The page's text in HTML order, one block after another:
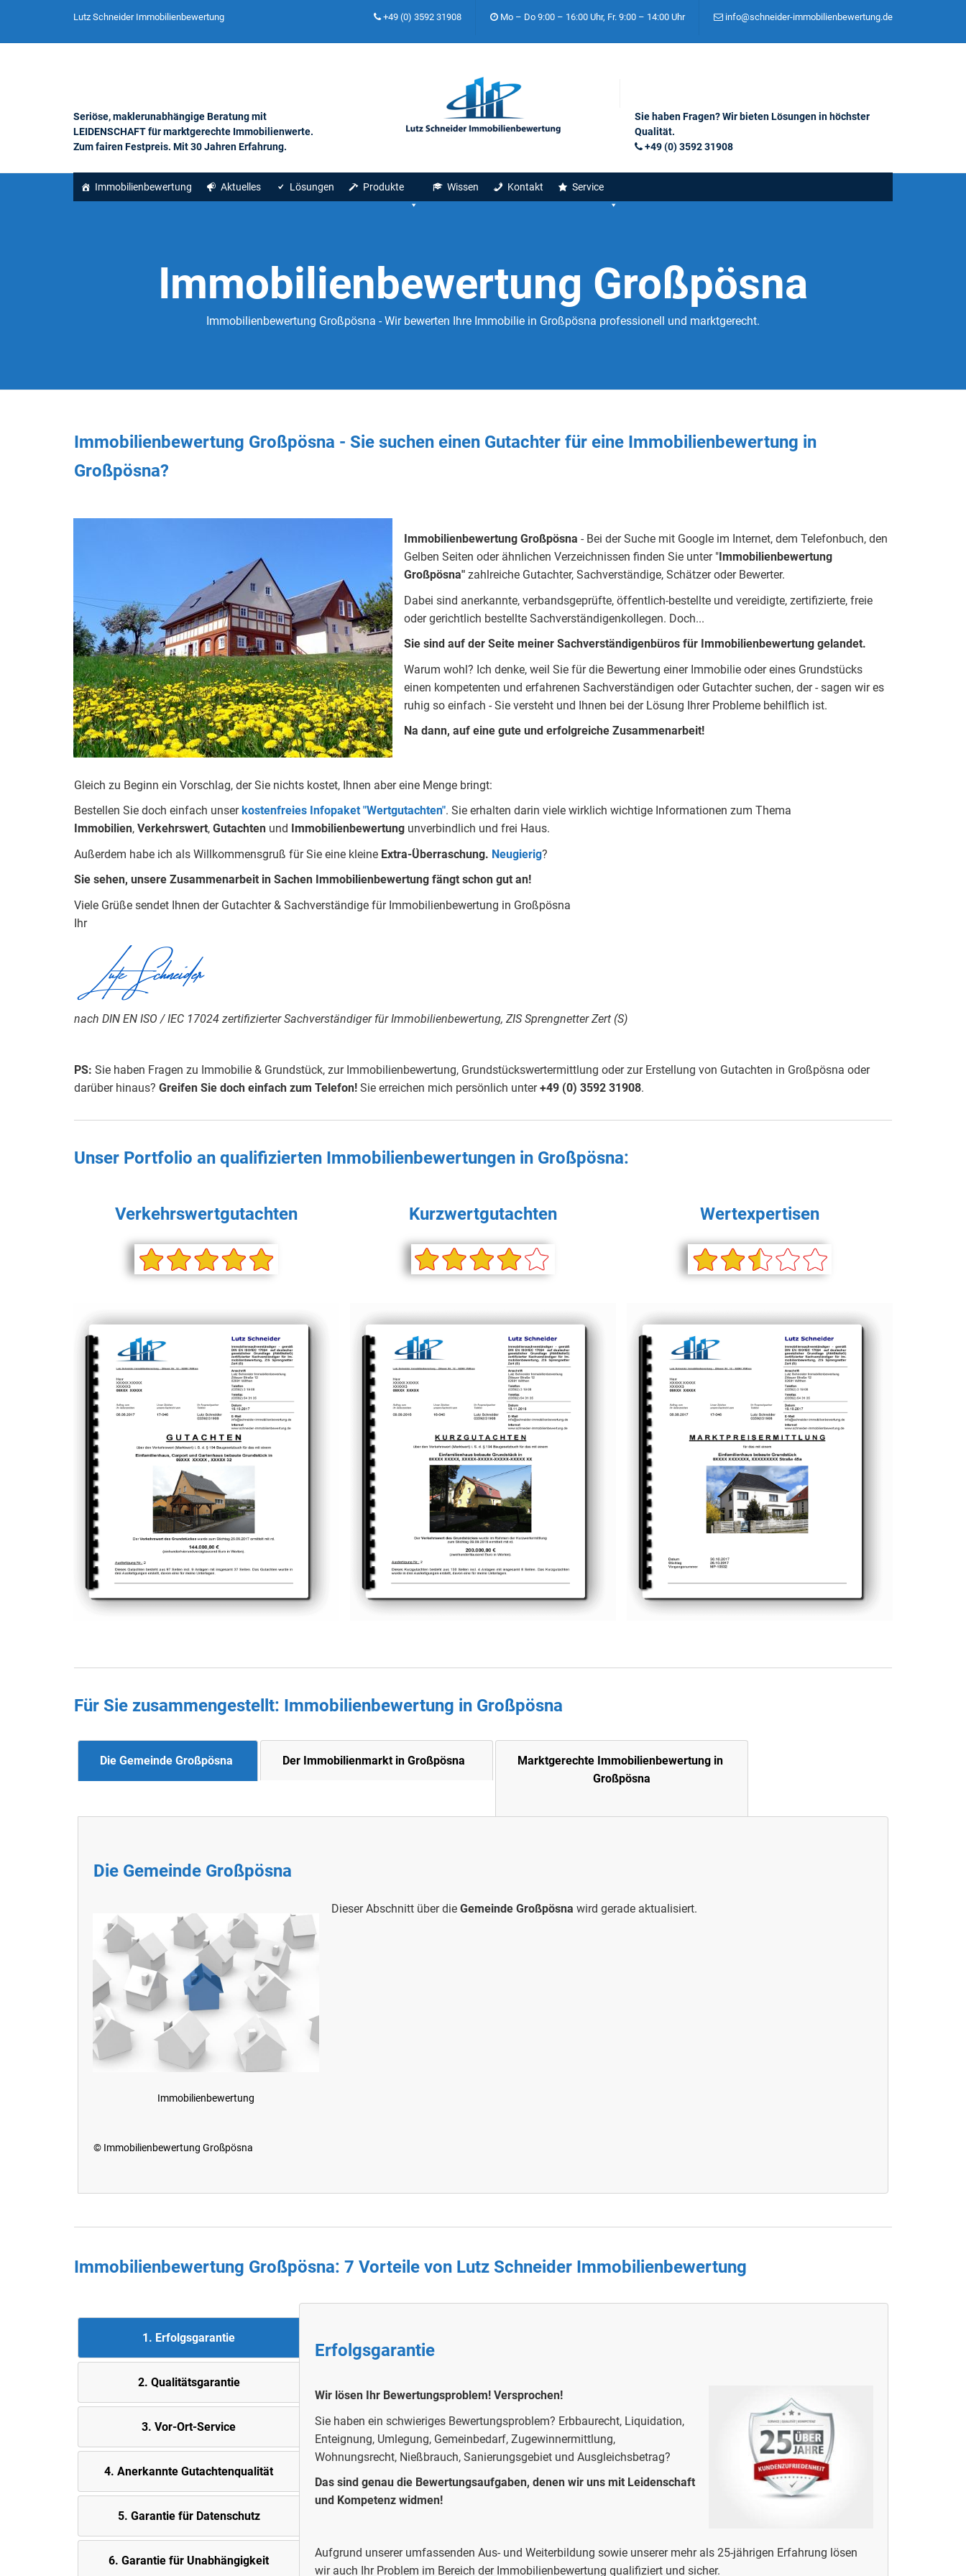
Lutz Schneider Immobilienbewertung +49 (0) 3592 31908 Mo – Do 9:00 – 16:00 Uhr, Fr. 9:00 – 14:00 Uhr info@schneider-immobilienbewertung.de
Seriöse, maklerunabhängige Beratung mit
LEIDENSCHAFT für marktgerechte Immobilienwerte.
Zum fairen Festpreis. Mit 30 Jahren Erfahrung.
Sie haben Fragen? Wir bieten Lösungen in höchster
Qualität.
+49 (0) 3592 31908
Immobilienbewertung Aktuelles Lösungen Produkte Wissen Kontakt Service
Immobilienbewertung Großpösna
Immobilienbewertung Großpösna - Wir bewerten Ihre Immobilie in Großpösna professionell und marktgerecht.
Immobilienbewertung Großpösna - Sie suchen einen Gutachter für eine Immobilienbewertung in
Großpösna?
Immobilienbewertung Großpösna - Bei der Suche mit Google im Internet, dem Telefonbuch, den
Gelben Seiten oder ähnlichen Verzeichnissen finden Sie unter "Immobilienbewertung
Großpösna"zahlreiche Gutachter, Sachverständige, Schätzer oder Bewerter.
Dabei sind anerkannte, verbandsgeprüfte, öffentlich-bestellte und vereidigte, zertifizierte, freie
oder gerichtlich bestellte Sachverständigenkollegen. Doch...
Sie sind auf der Seite meiner Sachverständigenbüros für Immobilienbewertung gelandet.
Warum wohl? Ich denke, weil Sie für die Bewertung einer Immobilie oder eines Grundstücks
einen kompetenten und erfahrenen Sachverständigen oder Gutachter suchen, der - sagen wir es
ruhig so einfach - Sie versteht und Ihnen bei der Lösung Ihrer Probleme behilflich ist.
Na dann, auf eine gute und erfolgreiche Zusammenarbeit!
Gleich zu Beginn ein Vorschlag, der Sie nichts kostet, Ihnen aber eine Menge bringt:
Bestellen Sie doch einfach unserkostenfreies Infopaket "Wertgutachten". Sie erhalten darin viele wirklich wichtige Informationen zum Thema
Immobilien, Verkehrswert, Gutachten und Immobilienbewertung unverbindlich und frei Haus.
Außerdem habe ich als Willkommensgruß für Sie eine kleine Extra-Überraschung. Neugierig?
Sie sehen, unsere Zusammenarbeit in Sachen Immobilienbewertung fängt schon gut an!
Viele Grüße sendet Ihnen der Gutachter & Sachverständige für Immobilienbewertung in Großpösna
Ihr
Lutz Schneider
nach DIN EN ISO / IEC 17024 zertifizierter Sachverständiger für Immobilienbewertung, ZIS Sprengnetter Zert (S)
PS: Sie haben Fragen zu Immobilie & Grundstück, zur Immobilienbewertung, Grundstückswertermittlung oder zur Erstellung von Gutachten in Großpösna oder
darüber hinaus? Greifen Sie doch einfach zum Telefon! Sie erreichen mich persönlich unter+49 (0) 3592 31908.
Unser Portfolio an qualifizierten Immobilienbewertungen in Großpösna:
Verkehrswertgutachten Kurzwertgutachten Wertexpertisen
Für Sie zusammengestellt : Immobilienbewertung in Großpösna
Die Gemeinde Großpösna Der Immobilienmarkt in Großpösna
Marktgerechte Immobilienbewertung in
Großpösna
Die Gemeinde Großpösna
Immobilienbewertung
Dieser Abschnitt über dieGemeinde Großpösnawird gerade aktualisiert.
© Immobilienbewertung Großpösna
Immobilienbewertung Großpösna: 7 Vorteile von Lutz Schneider Immobilienbewertung
1. Erfolgsgarantie
2. Qualitätsgarantie
3. Vor-Ort-Service
4. Anerkannte Gutachtenqualität
5. Garantie für Datenschutz
6. Garantie für Unabhängigkeit
Erfolgsgarantie
Wir lösen Ihr Bewertungsproblem! Versprochen!
Sie haben ein schwieriges Bewertungsproblem? Erbbaurecht, Liquidation,
Enteignung, Umlegung, Gemeinbedarf, Zugewinnermittlung,
Wohnungsrecht, Nießbrauch, Sanierungsgebiet und Ausgleichsbetrag?
Das sind genau die Bewertungsaufgaben, denen wir uns mit Leidenschaft
und Kompetenz widmen!
Aufgrund unserer umfassenden Aus- und Weiterbildung sowie unserer mehr als 25-jährigen Erfahrung lösen
wir auch Ihr Problem im Bereich der Immobilienbewertung qualifiziert und sicher.